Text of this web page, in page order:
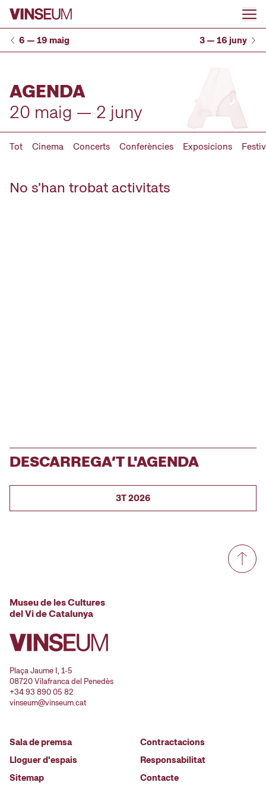
Anar al contingut
6 — 19 maig 3 — 16 juny
AGENDA
20 maig — 2 juny
Tot Cinema Concerts Conferències Exposicions
No s'han trobat activitats
DESCARREGA’T L'AGENDA
3T 2026
Museu de les Cultures
del Vi de Catalunya
Plaça Jaume I, 1-5
08720 Vilafranca del Penedès
+34 93 890 05 82
vinseum@vinseum.cat
Sala de premsa
Lloguer d'espais
Sitemap
Contractacions
Responsabilitat
Contacte